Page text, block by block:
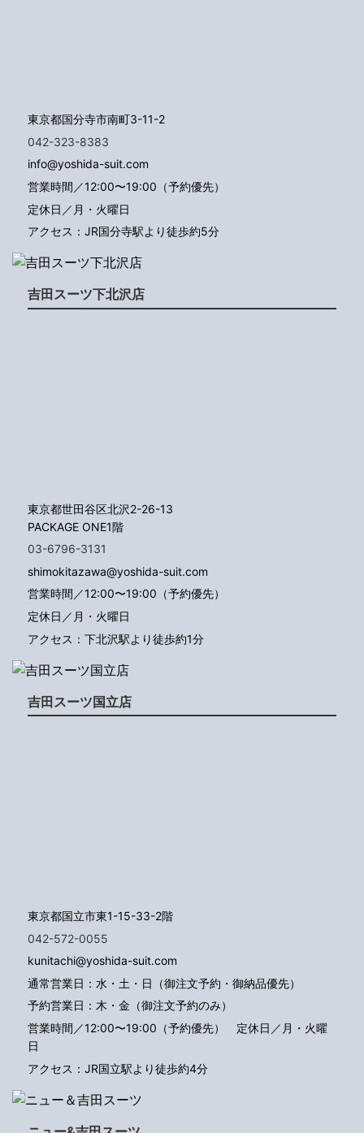
東京都国分寺市南町3-11-2
042-323-8383
info@yoshida-suit.com
営業時間／12:00〜19:00（予約優先）
定休日／月・火曜日
アクセス：JR国分寺駅より徒歩約5分
吉田スーツ下北沢店
東京都世田谷区北沢2-26-13
PACKAGE ONE1階
03-6796-3131
shimokitazawa@yoshida-suit.com
営業時間／12:00〜19:00（予約優先）
定休日／月・火曜日
アクセス：下北沢駅より徒歩約1分
吉田スーツ国立店
東京都国立市東1-15-33-2階
042-572-0055
kunitachi@yoshida-suit.com
通常営業日：水・土・日（御注文予約・御納品優先）
予約営業日：木・金（御注文予約のみ）
営業時間／12:00〜19:00（予約優先） 定休日／月・火曜
日
アクセス：JR国立駅より徒歩約4分